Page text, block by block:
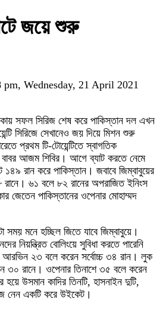
জয়ে শুরু
Wednesday, 21 April 2021
সফল সিরিজ শেষ করে পাকিস্তান দল এখন
সিরিজে সেখানেও জয় দিয়ে মিশন শুরু
প্রথম টি-টোয়েন্টিতে স্বাগতিক
বাবর আজম শিবির। আগে ব্যাট করতে নেমে
১৪৯ রান করে পাকিস্তান। জবাবে জিম্বাবুয়ের
৬১ বলে ৮২ রানের অপরাজিত ইনিংস
জেতেন পাকিস্তানের ওপেনার মোহাম্মদ
মনে হচ্ছিল জিতে যাবে জিম্বাবুয়ে।
নিয়ন্ত্রিত বোলিংয়ে সুবিধা করতে পারেনি
আরভিন ২৩ বলে করেন সর্বোচ্চ ৩৪ রান। লুক
৩০ রানে। ওপেনার তিনাশে ৩৫ বলে করেন
উসমান কাদির তিনটি, হাসনাইন দুটি,
নেন একটি করে উইকেট।